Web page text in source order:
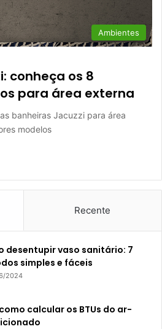
Ambientes
conheça os 8
para área externa
banheiras Jacuzzi para área
modelos
Recente
desentupir vaso sanitário: 7
simples e fáceis
2024
calcular os BTUs do ar-